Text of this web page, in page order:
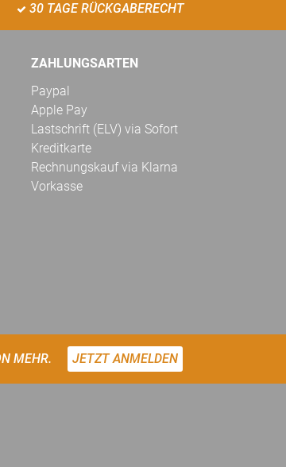
30 TAGE RÜCKGABERECHT
ZAHLUNGSARTEN
Paypal
Apple Pay
Lastschrift (ELV) via Sofort
Kreditkarte
Rechnungskauf via Klarna
Vorkasse
MEHR. JETZT ANMELDEN